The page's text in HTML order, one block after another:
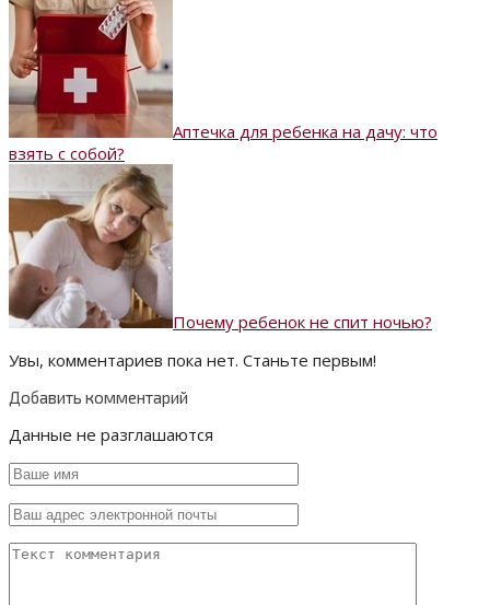
Аптечка для ребенка на дачу: что
взять с собой?
Почему ребенок не спит ночью?
Увы, комментариев пока нет. Станьте первым!
Добавить комментарий
Данные не разглашаются